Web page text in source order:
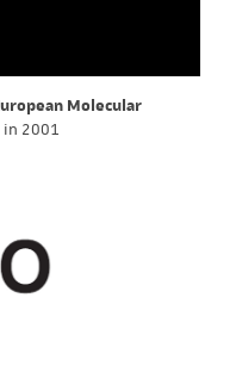
Molecular
in 2001